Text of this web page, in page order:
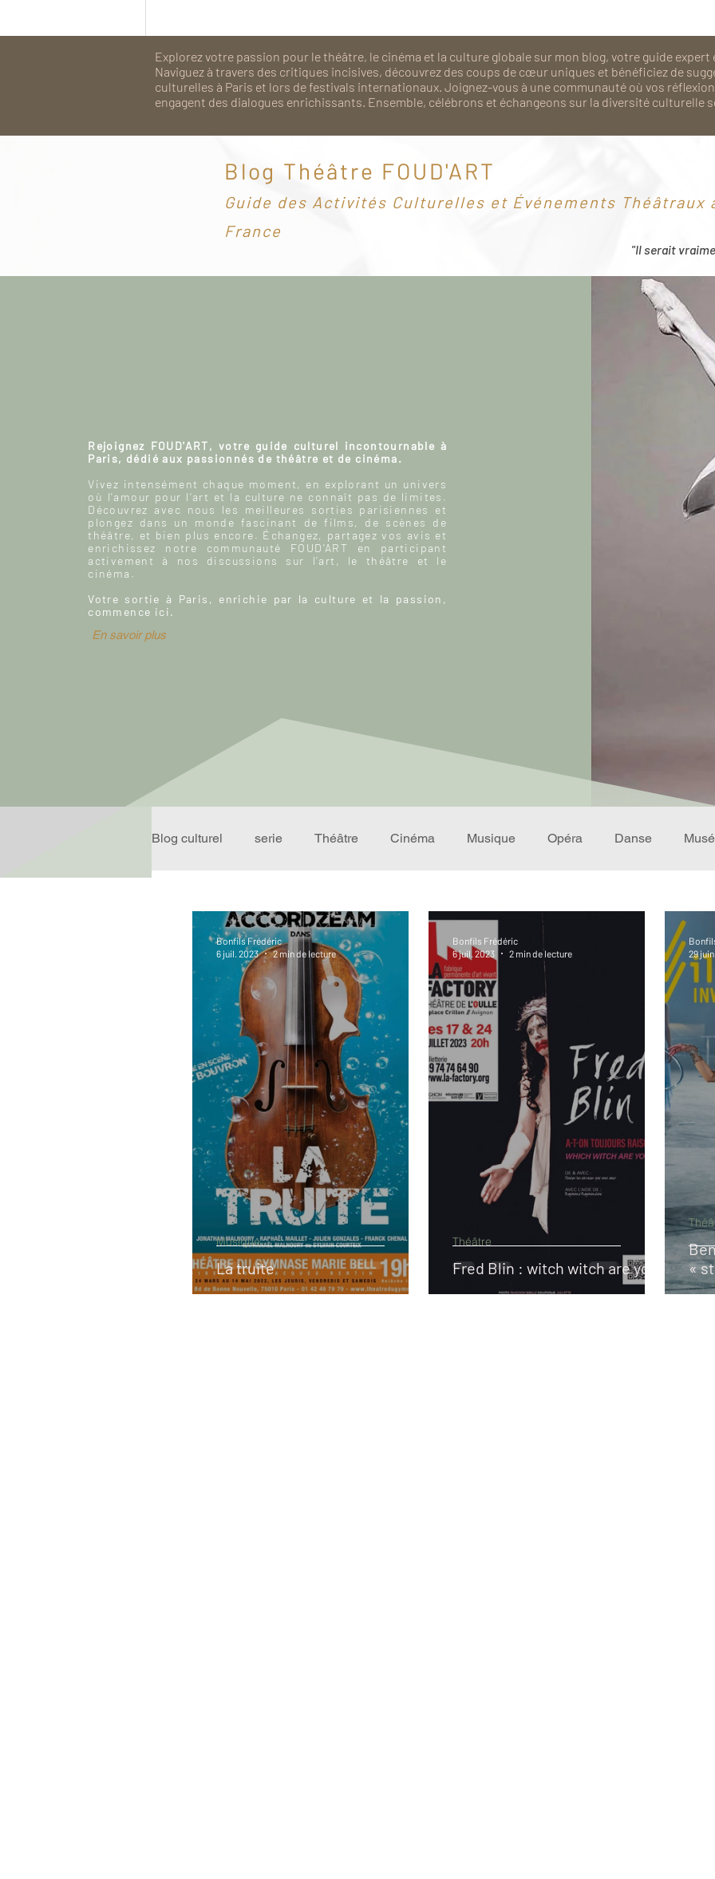
Explorez votre passion pour le théâtre, le cinéma et la culture globale sur mon blog, votre guide expert
Naviguez à travers des critiques incisives, découvrez des coups de cœur uniques et bénéficiez de
culturelles à Paris et lors de festivals internationaux. Joignez-vous à une communauté où vos
engagent des dialogues enrichissants. Ensemble, célébrons et échangeons sur la diversité culturelle
Blog Théâtre FOUD'ART
Guide des Activités Culturelles et Événements Théâtraux
France
"Il serait
Rejoignez FOUD'ART, votre guide culturel incontournable à
Paris, dédié aux passionnés de théâtre et de cinéma.
Vivez intensément chaque moment, en explorant un univers
où l'amour pour l'art et la culture ne connaît pas de limites.
Découvrez avec nous les meilleures sorties parisiennes et
plongez dans un monde fascinant de films, de scènes de
théâtre, et bien plus encore. Échangez, partagez vos avis et
enrichissez notre communauté FOUD'ART en participant
activement à nos discussions sur l’art, le théâtre et le
cinéma.
Votre sortie à Paris, enrichie par la culture et la passion,
commence ici.
En savoir plus
Blog culturel serie Théâtre Cinéma Musique Opéra Danse
Performance Récompense Festival Coup de coeur Instructif
Événement Validé par Romane. Spécial Famille Littérature
Offre spéciale Annuaire Théâtre - Musée Hommage
La truite
Musique
Bonfils Frédéric
6 juil. 2023
2 min de lecture
Fred Blin : witch witch are you ?
Théâtre
Bonfils Frédéric
6 juil. 2023
2 min de lecture
«
29